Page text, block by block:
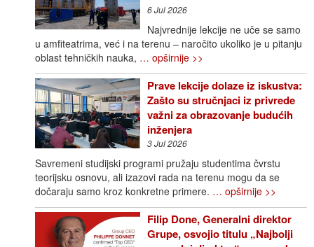
6 Jul 2026
Najvrednije lekcije ne uče se samo
u amfiteatrima, već i na terenu – naročito ukoliko je u pitanju
oblast tehničkih nauka, … opširnije >>
Prave lekcije dolaze iz iskustva:
Zašto su stručnjaci iz privrede
važni za obrazovanje budućih
inženjera
3 Jul 2026
Savremeni studijski programi pružaju studentima čvrstu
teorijsku osnovu, ali izazovi rada na terenu mogu da se
dočaraju samo kroz konkretne primere. … opširnije >>
Filip Done, Generalni direktor
Grupe, osvojio titulu „Najbolji